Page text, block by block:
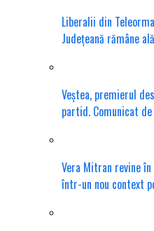
Liberalii din
Județeană rămâne
Veștea, premierul
partid. Comunicat
Vera Mitran revine
într-un nou context